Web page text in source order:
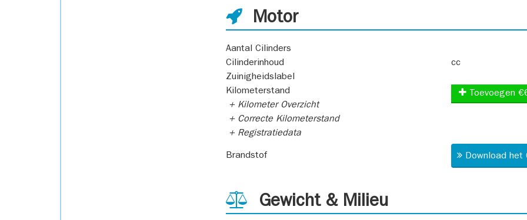
Motor
Aantal Cilinders
Cilinderinhoud
cc
Zuinigheidslabel
Kilometerstand
+ Kilometer Overzicht
+ Correcte Kilometerstand
+ Registratiedata
Toevoegen
Brandstof Download
Gewicht & Milieu